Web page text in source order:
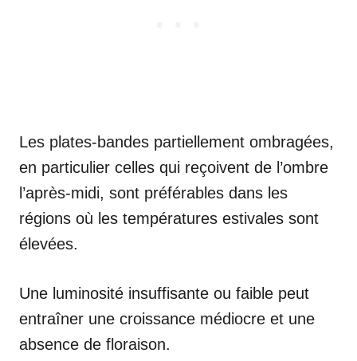
Les plates-bandes partiellement ombragées,
en particulier celles qui reçoivent de l’ombre
l’après-midi, sont préférables dans les
régions où les températures estivales sont
élevées.
Une luminosité insuffisante ou faible peut
entraîner une croissance médiocre et une
absence de floraison.